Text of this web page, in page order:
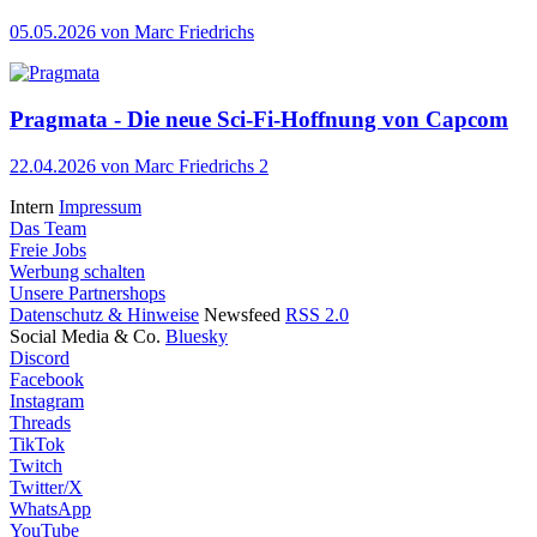
05.05.2026 von Marc Friedrichs
Pragmata - Die neue Sci-Fi-Hoffnung von Capcom
22.04.2026 von Marc Friedrichs 2
Intern Impressum
Das Team
Freie Jobs
Werbung schalten
Unsere Partnershops
Datenschutz & Hinweise Newsfeed RSS 2.0
Social Media & Co. Bluesky
Discord
Facebook
Instagram
Threads
TikTok
Twitch
Twitter/X
WhatsApp
YouTube